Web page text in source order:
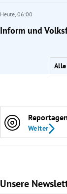
Heute, 06:00
Inform und
Reportagen
Weiter
Unsere
Slide 1 von 9